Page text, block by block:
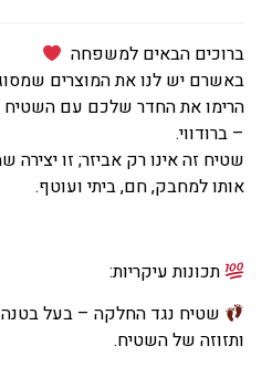
ברוכים הבאים למשפחה
באשרם יש לנו את המוצרים
הרימו את החדר שלכם עם השטיח
– ברודווי.
שטיח זה אינו רק אביזר; זו
אותו למחבק, חם, ביתי ועוטף.
תכונות עיקריות:
שטיח נגד החלקה – בעל
ותזוזה של השטיח.